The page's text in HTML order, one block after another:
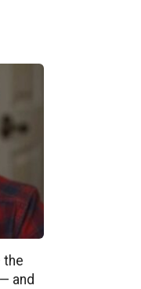
the
and